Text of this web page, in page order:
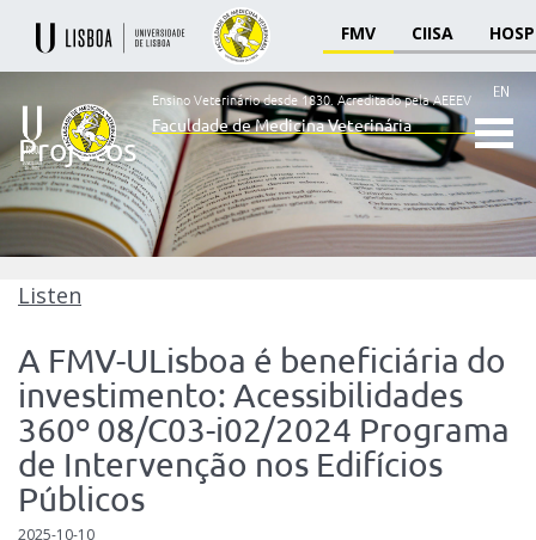
FMV CIISA
Ensino
Veterinário
desde
Faculdade
de
Veterinária
EN
Ensino Veterinário desde 1830.Acreditado pela AEEEV
Faculdade de Medicina Veterinária
Projetos
Listen
A FMV-ULisboa é beneficiária do
investimento: Acessibilidades
360º 08/C03-i02/2024 Programa
de Intervenção nos Edifícios
Públicos
2025-10-10